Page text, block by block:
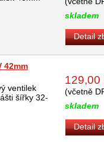
skladem
Detail
42mm
ventilek
šířky 32-
129,00
(včetně
skladem
Detail